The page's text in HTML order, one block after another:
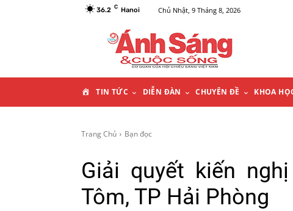
36.2 C Hanoi Chủ Nhật, 9 Tháng 8, 2026
N
TIN TỨC DIỄN ĐÀN CHUYÊN ĐỀ KHOA
Trang Chủ Bạn đọc
Giải quyết kiến
Tôm, TP Hải Phòng